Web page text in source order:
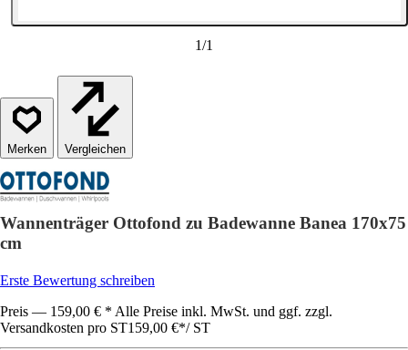
1/1
Vergleichen
Wannenträger Ottofond zu Badewanne Banea 170x75
cm
Erste Bewertung schreiben
Preis — 159,00 € * Alle Preise inkl. MwSt. und ggf. zzgl.
Versandkosten pro ST159,00 €*/ ST